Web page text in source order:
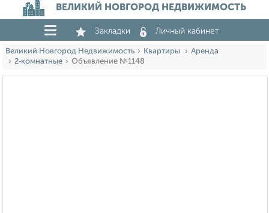
ВЕЛИКИЙ НОВГОРОД НЕДВИЖИМОСТЬ
Закладки Личный кабинет
Великий Новгород Недвижимость Квартиры
Аренда
2‑комнатные
Объявление №1148